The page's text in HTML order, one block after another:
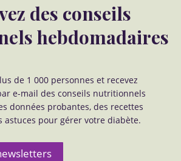
des conseils
hebdomadaires
de 1 000 personnes et recevez
e-mail des conseils nutritionnels
données probantes, des recettes
astuces pour gérer votre diabète.